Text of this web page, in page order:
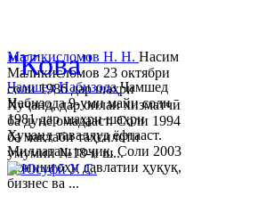
Ҷамшед НабизодаҶамшед
Набизода 9-уми майи соли
1981 дар шаҳри шаҳри
Хуҷанд таваллуд ёфтааст.
Миллаташ тоҷик. Соли 2003
Донишгоҳи давлатии ҳуқуқ,
бизнес ва ...
Маликисломов Н. Н. Насим
Маликисломов 23 октябри
соли 1986 дар шаҳри
Хуҷанд, дар оилаи хизматчӣ
ба дунё омадааст. Соли 1994
ба мактаби таҳсилоти
умумии №18-и ш...
"Кова"